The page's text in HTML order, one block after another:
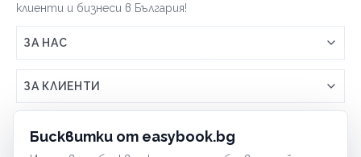
Бисквитки от easybook.bg
Хотели
Къмпинг
Културно исторически туризъм
По домовете
клиенти и бизнеси в България!
ЗА НАС
Връзка с easybook.bg
Как работи easybook
Често задавани въпроси
ЗА КЛИЕНТИ
Условия за ползване
ЗА ТЪРГОВЦИ